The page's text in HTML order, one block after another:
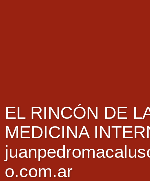
EL RINCÓN DE
MEDICINA
o.com.ar